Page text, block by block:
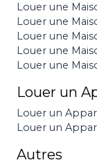
Louer une
Louer une
Louer une
Louer une
Louer une
Louer un
Louer un
Louer un
Autres